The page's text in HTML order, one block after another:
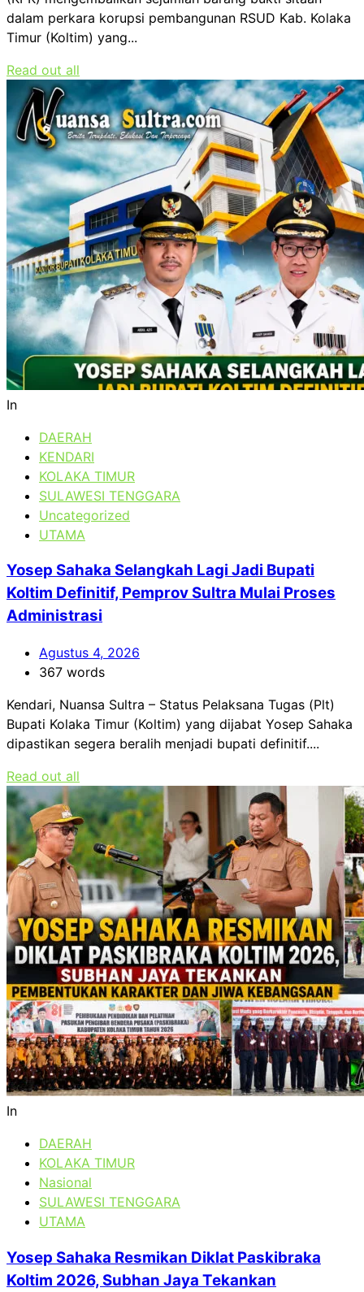
dalam perkara korupsi pembangunan RSUD Kab. Kolaka
Timur (Koltim) yang...
Read out all
In
DAERAH
KENDARI
KOLAKA TIMUR
SULAWESI TENGGARA
Uncategorized
UTAMA
Yosep Sahaka Selangkah Lagi Jadi Bupati
Koltim Definitif, Pemprov Sultra Mulai Proses
Administrasi
Agustus 4, 2026
367 words
Kendari, Nuansa Sultra – Status Pelaksana Tugas (Plt)
Bupati Kolaka Timur (Koltim) yang dijabat Yosep Sahaka
dipastikan segera beralih menjadi bupati definitif....
Read out all
In
DAERAH
KOLAKA TIMUR
Nasional
SULAWESI TENGGARA
UTAMA
Yosep Sahaka Resmikan Diklat Paskibraka
Koltim 2026, Subhan Jaya Tekankan